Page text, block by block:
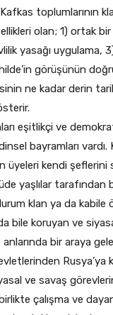
toplumlarının
olan; 1) ortak
yasağı uygulama,
görüşünün
ne kadar derin
eşitlikçi ve
bayramları
üyeleri kendi
yaşlılar tarafından
klan ya da kabile
bile koruyan ve
bir araya
ve savaş
çalışma ve